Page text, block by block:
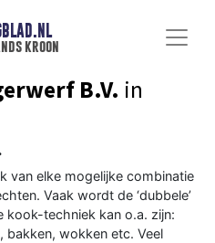
kroon
B.V. in
van elke mogelijke combinatie
Vaak wordt de ‘dubbele’
techniek kan o.a. zijn:
bakken, wokken etc. Veel